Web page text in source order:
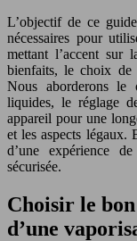
L’objectif de ce
nécessaires pour
mettant l’accent sur
bienfaits, le choix de
Nous aborderons le
liquides, le réglage
appareil pour une
et les aspects légaux.
d’une expérience
sécurisée.
Choisir le
d’une